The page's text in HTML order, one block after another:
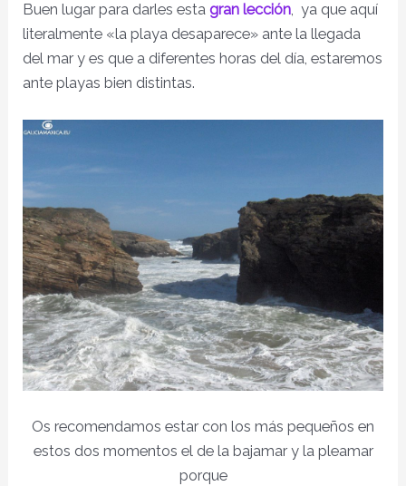
Buen lugar para darles estagran lección, ya que aquí
literalmente «la playa desaparece» ante la llegada
del mar y es que a diferentes horas del día, estaremos
ante playas bien distintas.
Os recomendamos estar con los más pequeños en
estos dos momentos el de la bajamar y la pleamar
porque